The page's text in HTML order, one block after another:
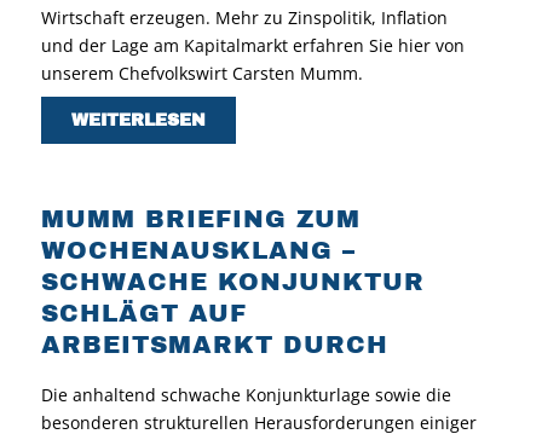
Wirtschaft erzeugen. Mehr zu Zinspolitik, Inflation
und der Lage am Kapitalmarkt erfahren Sie hier von
unserem Chefvolkswirt Carsten Mumm.
WEITERLESEN
MUMM BRIEFING ZUM
WOCHENAUSKLANG –
SCHWACHE KONJUNKTUR
SCHLÄGT AUF
ARBEITSMARKT DURCH
Die anhaltend schwache Konjunkturlage sowie die
besonderen strukturellen Herausforderungen einiger